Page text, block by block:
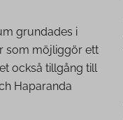
grundades i
som möjliggör ett
också tillgång till
Haparanda